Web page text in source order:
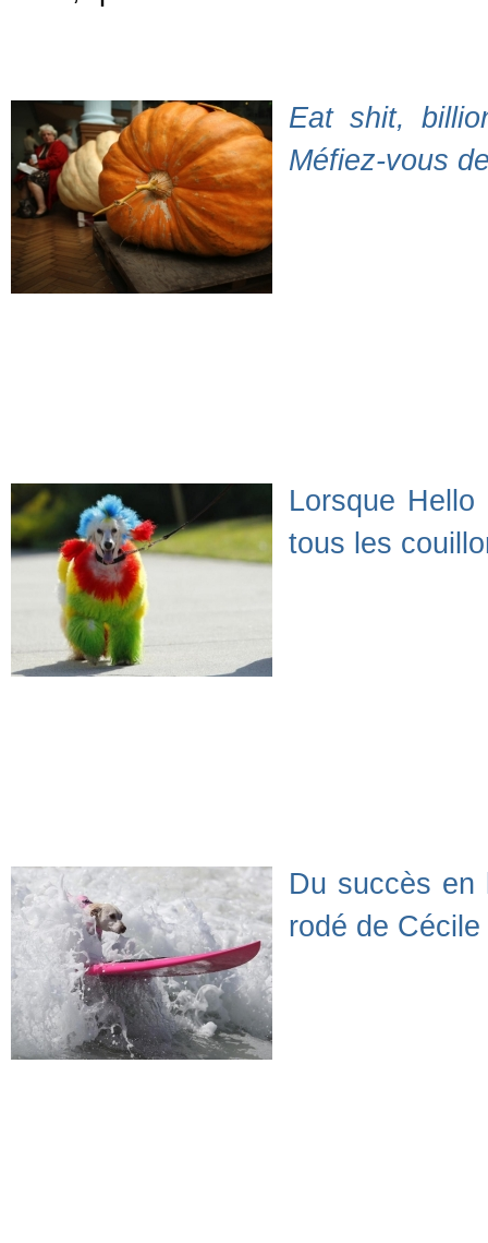
Eat shit,
Méfiez-vous
Lorsque
tous les
Du succès en
rodé de